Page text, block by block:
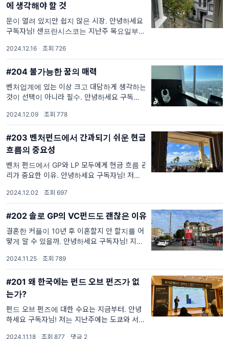
에 생각해야 할 것
문이 열려 있지만 쉽지 않은 시장. 안녕하세요
구독자님! 샌프란시스코는 지난주 목요일부터
때의 양에 비하면 많지 않지만, 평소 거의 비가
오지 않는 이곳에서는 조금
2024.12.16 · 조회 726
#204 불가능한 꿈의 매력
벤처업계에 있는 이상 크고 대담하게 생각하는
것이 선택이 아니라 필수. 안녕하세요 구독자
의 연례 총회에 다녀왔습니다. 저는 이 연례 총
회를 특히 좋아하는데요, 늘 새로운 관점을 배
우게 되고, 참가자
2024.12.09 · 조회 778
#203 벤처펀드에서 간과되기 쉬운 현금
흐름의 중요성
벤처 펀드에서 GP와 LP 모두에게 현금 흐름 관
리가 중요한 이유. 안녕하세요 구독자님! 저번
절이었습니다. 마침 그날을 맞춰 하와이에서 친
구의 결혼식이 열려, 온 가족이 하와이로 떠났
습니다. 제
2024.12.02 · 조회 697
#202 솔로 GP의 VC펀드도 괜찮은 이유
결혼한 커플이 10년 후 이혼할지 안 할지를 어
떻게 알 수 있을까. 안녕하세요 구독자님! 지난
당 4달러 이하로 떨어졌습니다! 미국의 기름값
은 2020년 하반기부터 상승하기 시작했고, 특
히 캘리포니아
2024.11.25 · 조회 789
#201 왜 한국에는 펀드 오브 펀즈가 없
는가?
펀드 오브 펀즈에 대한 수요는 지금부터. 안녕
하세요 구독자님! 저는 지난주에는 도쿄와 서울
2024.11.18 · 조회 877 · 댓글 2